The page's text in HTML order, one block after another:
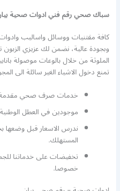
سباك صحي رقم فني ادوات صحية
كافة مقتنيات ووسائل واساليب
وبجودة عالية، نضمن لك عزيزي الزبون
الملوثة من خلال بالوعات موصولة
تمنع دخول الاشياء الغير سائلة الى
خدمات صرف صحي مقدمة خلال
موجودين في العطل
ندرس الاسعار قبل
المستهلك.
تخفيضات على خدماتنا
خصوصا.